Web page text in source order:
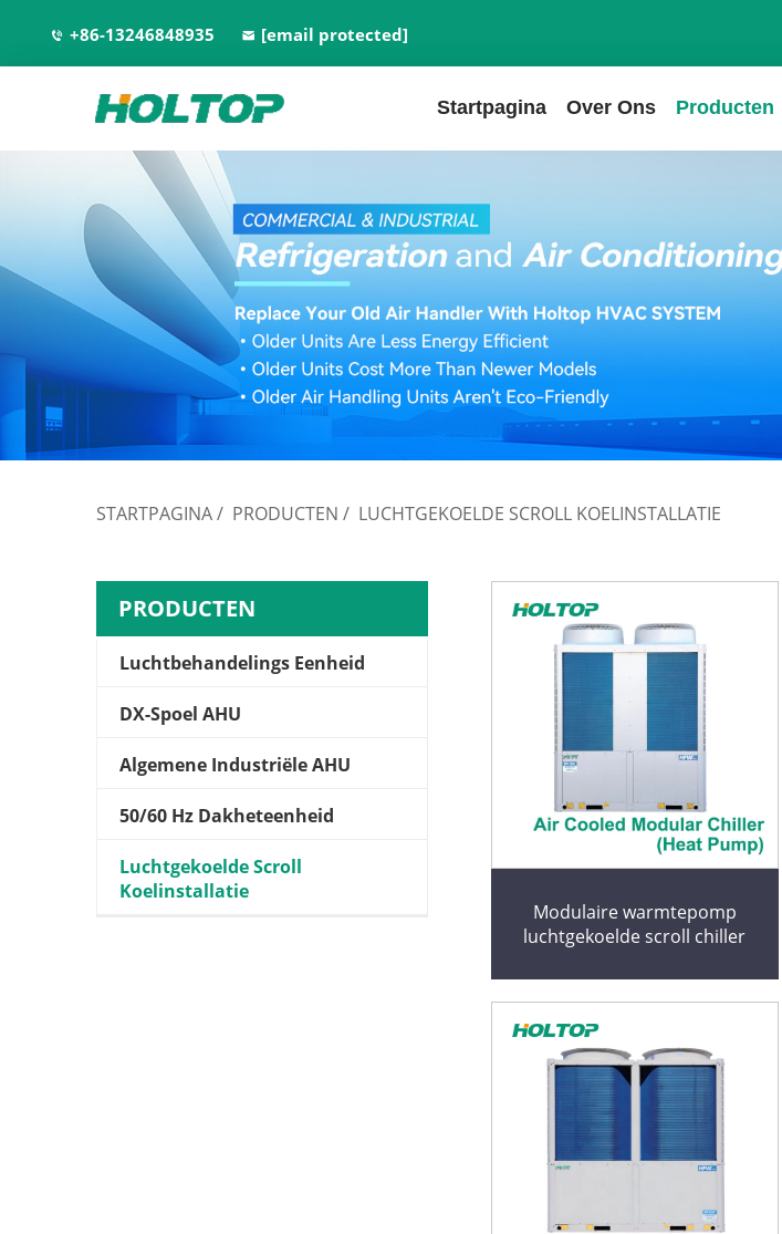
+86-13246848935 [email protected]
Startpagina Over Ons Producten
STARTPAGINA/ PRODUCTEN / LUCHTGEKOELDE SCROLL KOELINSTALLATIE
PRODUCTEN
Luchtbehandelings Eenheid
DX-Spoel AHU
Algemene Industriële AHU
50/60 Hz Dakheteenheid
Luchtgekoelde Scroll
Koelinstallatie
Modulaire warmtepomp
luchtgekoelde scroll chiller